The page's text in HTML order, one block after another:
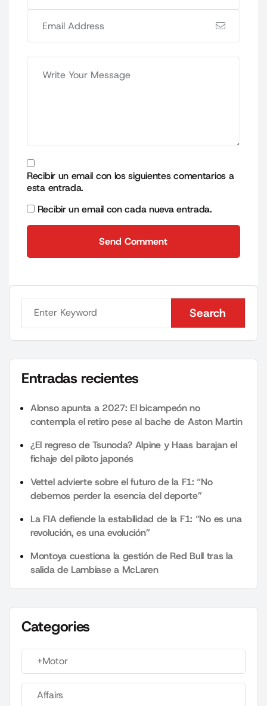
Recibir un email con los siguientes comentarios a
esta entrada.
Recibir un email con cada nueva entrada.
Send Comment
Search
Search
Entradas recientes
Alonso apunta a 2027: El bicampeón no
contempla el retiro pese al bache de Aston Martin
¿El regreso de Tsunoda? Alpine y Haas barajan el
fichaje del piloto japonés
Vettel advierte sobre el futuro de la F1: “No
debemos perder la esencia del deporte”
La FIA defiende la estabilidad de la F1: “No es una
revolución, es una evolución”
Montoya cuestiona la gestión de Red Bull tras la
salida de Lambiase a McLaren
Categories
+Motor
Affairs